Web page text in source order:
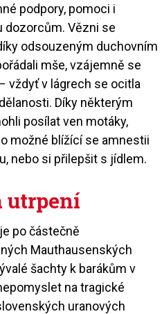
podpory, pomoci i
dozorcům. Vězni se
odsouzeným duchovním
mše, vzájemně se
vždyť v lágrech se ocitla
Díky některým
posílat ven motáky,
možné blížící se amnestii
nebo si přilepšit s jídlem.
utrpení
po částečně
Mauthausenských
šachty k barákům v
na tragické
uranových